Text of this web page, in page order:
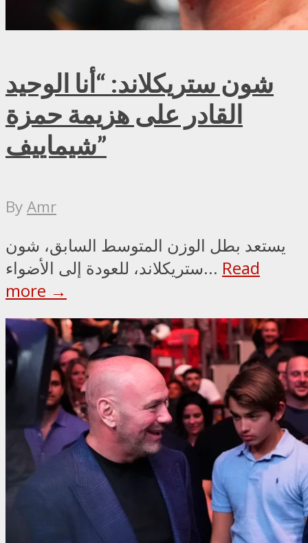
شون ستريكلاند: “أنا الوحيد
القادر على هزيمة حمزة
شيماييف”
ByAmr
يستعد بطل الوزن المتوسط السابق، شون
ستريكلاند، للعودة إلى الأضواء... Read
more →